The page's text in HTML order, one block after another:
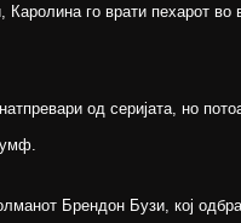
го врати пехарот во
од серијата, но
Брендон Бузи, кој